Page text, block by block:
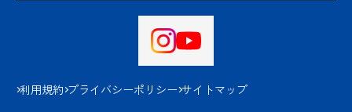
利用規約 プライバシーポリシー サイトマップ